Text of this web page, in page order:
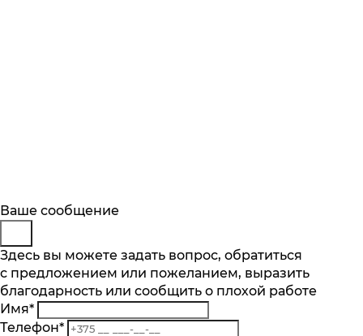
Описание
Отзывы
Основные характеристики
Тип уборки
сухая
Страна происхождения
Будьте в курсе
Подпишитесь на последние обновления
и узнавайте о новинках и специальных
предложениях первыми
Подписаться
Заказ обратного звонка
Представьтесь
Телефон*
Комментарий
Ваше сообщение
Здесь вы можете задать вопрос, обратиться
с предложением или пожеланием, выразить
благодарность или сообщить о плохой работе
Имя*
Телефон*